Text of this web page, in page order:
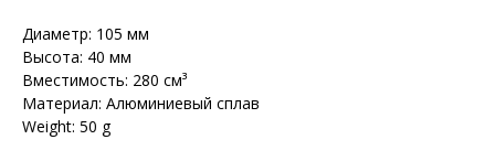
Диаметр: 105 мм
Высота: 40 мм
Вместимость: 280 см³
Материал: Алюминиевый сплав
Weight: 50 g